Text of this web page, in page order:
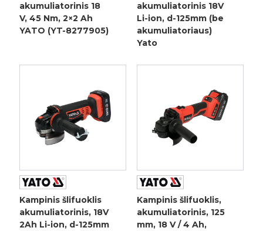
akumuliatorinis 18
V, 45 Nm, 2×2 Ah
YATO (YT-8277905)
akumuliatorinis 18V
Li-ion, d-125mm (be
akumuliatoriaus)
Yato
Kampinis šlifuoklis
akumuliatorinis, 18V
2Ah Li-ion, d-125mm
Kampinis šlifuoklis,
akumuliatorinis, 125
mm, 18 V / 4 Ah,